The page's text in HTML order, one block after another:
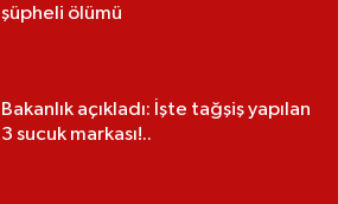
şüpheli ölümü
Bakanlık açıkladı: İşte tağşiş yapılan
3 sucuk markası!..